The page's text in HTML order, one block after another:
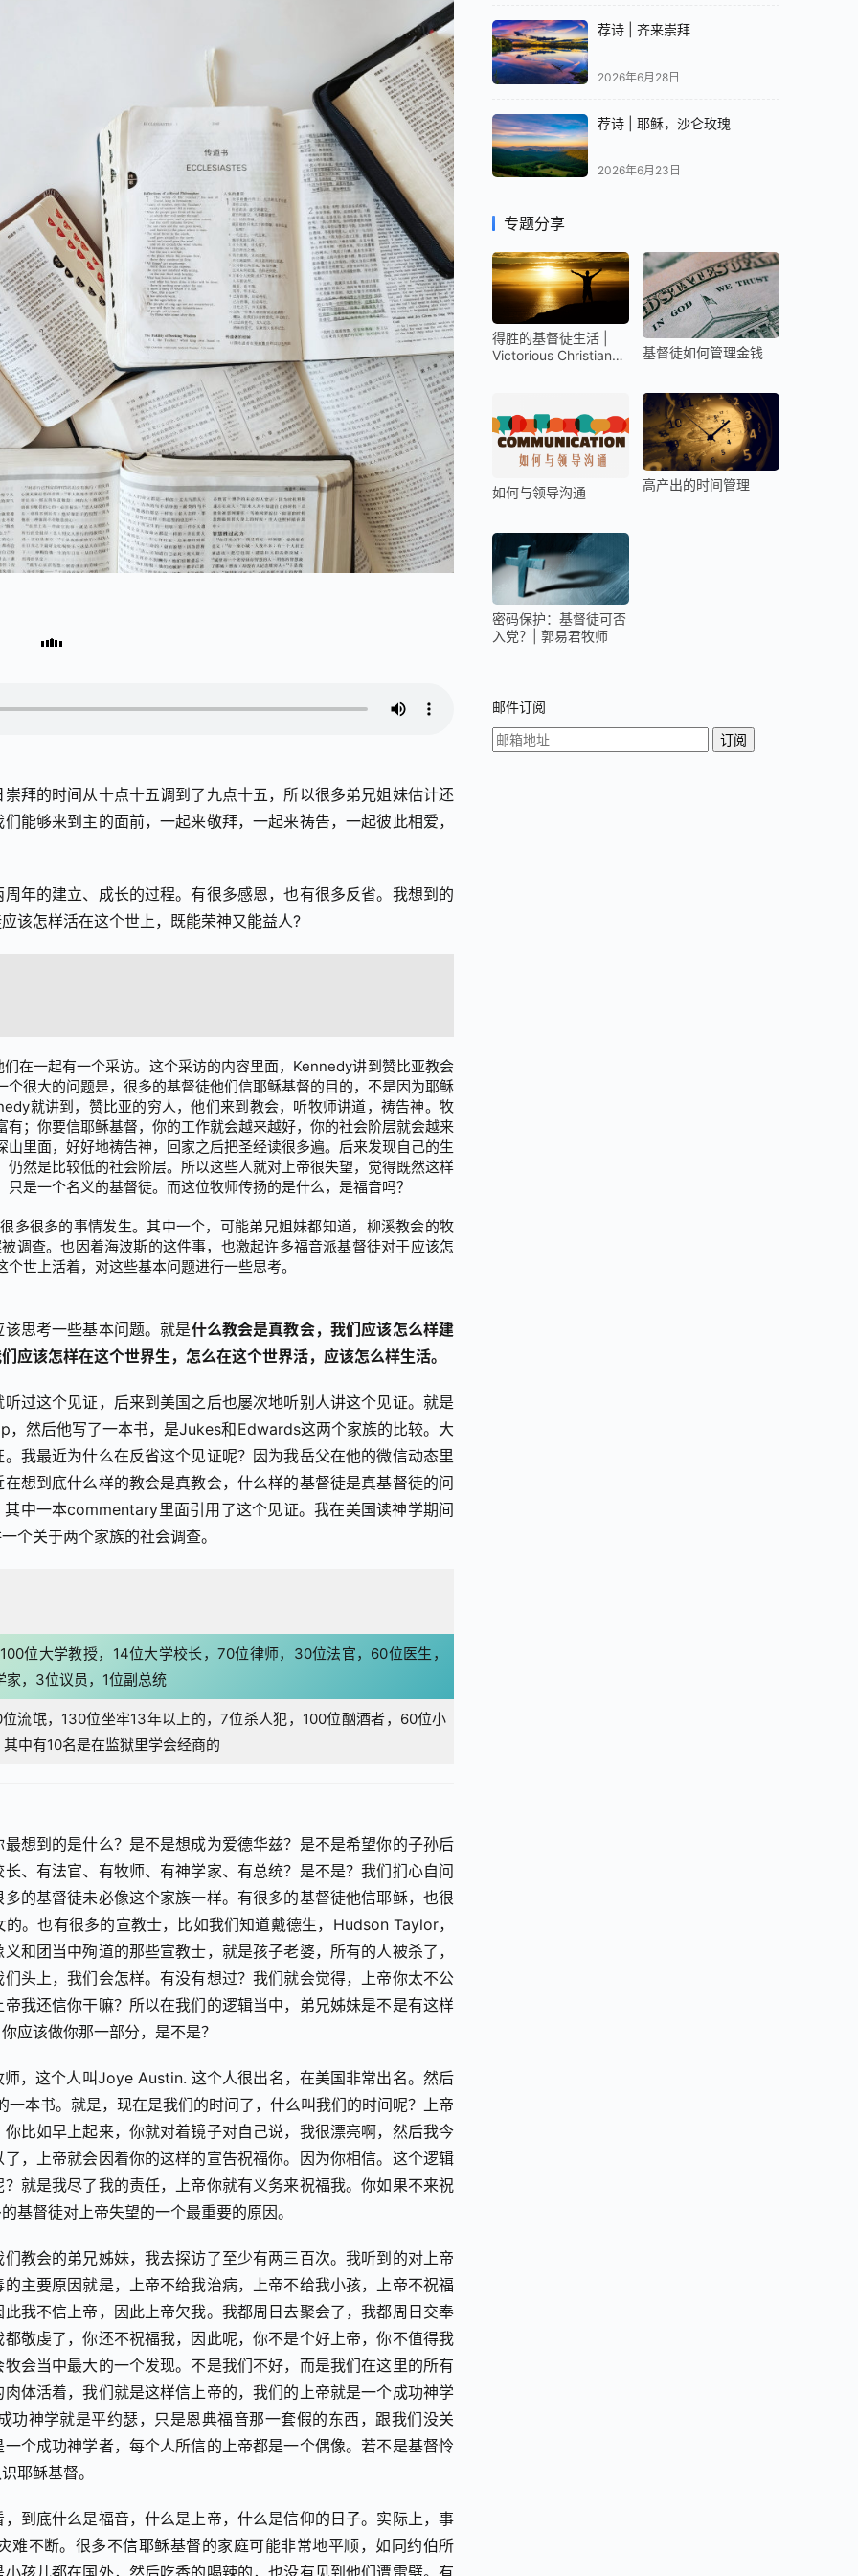
拜的时间从十点十五调到了九点十五，所以很多弟兄姐妹估计还
能够来到主的面前，一起来敬拜，一起来祷告，一起彼此相爱，
年的建立、成长的过程。有很多感恩，也有很多反省。我想到的
该怎样活在这个世上，既能荣神又能益人?
在一起有一个采访。这个采访的内容里面，Kennedy讲到赞比亚教会
很大的问题是，很多的基督徒他们信耶稣基督的目的，不是因为耶稣
就讲到，赞比亚的穷人，他们来到教会，听牧师讲道，祷告神。牧
；你要信耶稣基督，你的工作就会越来越好，你的社会阶层就会越来
里面，好好地祷告神，回家之后把圣经读很多遍。后来发现自己的生
然是比较低的社会阶层。所以这些人就对上帝很失望，觉得既然这样
是一个名义的基督徒。而这位牧师传扬的是什么，是福音吗？
多很多的事情发生。其中一个，可能弟兄姐妹都知道，柳溪教会的牧
调查。也因着海波斯的这件事，也激起许多福音派基督徒对于应该怎
世上活着，对这些基本问题进行一些思考。
思考一些基本问题。就是什么教会是真教会，我们应该怎么样建
应该怎样在这个世界生，怎么在这个世界活，应该怎么样生活。
过这个见证，后来到美国之后也屡次地听别人讲这个见证。就是
，然后他写了一本书，是Jukes和Edwards这两个家族的比较。大
我最近为什么在反省这个见证呢？因为我岳父在他的微信动态里
想到底什么样的教会是真教会，什么样的基督徒是真基督徒的问
中一本commentary里面引用了这个见证。我在美国读神学期间
个关于两个家族的社会调查。
位大学教授，14位大学校长，70位律师，30位法官，60位医生，
，3位议员，1位副总统
流氓，130位坐牢13年以上的，7位杀人犯，100位酗酒者，60位小
中有10名是在监狱里学会经商的
想到的是什么？是不是想成为爱德华兹？是不是希望你的子孙后
、有法官、有牧师、有神学家、有总统？是不是？我们扪心自问
的基督徒未必像这个家族一样。有很多的基督徒他信耶稣，也很
。也有很多的宣教士，比如我们知道戴德生，Hudson Taylor，
和团当中殉道的那些宣教士，就是孩子老婆，所有的人被杀了，
头上，我们会怎样。有没有想过？我们就会觉得，上帝你太不公
我还信你干嘛？所以在我们的逻辑当中，弟兄姊妹是不是有这样
应该做你那一部分，是不是？
，这个人叫Joye Austin. 这个人很出名，在美国非常出名。然后
一本书。就是，现在是我们的时间了，什么叫我们的时间呢？上帝
比如早上起来，你就对着镜子对自己说，我很漂亮啊，然后我今
，上帝就会因着你的这样的宣告祝福你。因为你相信。这个逻辑
就是我尽了我的责任，上帝你就有义务来祝福我。你如果不来祝
基督徒对上帝失望的一个最重要的原因。
教会的弟兄姊妹，我去探访了至少有两三百次。我听到的对上帝
主要原因就是，上帝不给我治病，上帝不给我小孩，上帝不祝福
我不信上帝，因此上帝欠我。我都周日去聚会了，我都周日交奉
敬虔了，你还不祝福我，因此呢，你不是个好上帝，你不值得我
会当中最大的一个发现。不是我们不好，而是我们在这里的所有
体活着，我们就是这样信上帝的，我们的上帝就是一个成功神学
神学就是平约瑟，只是恩典福音那一套假的东西，跟我们没关
个成功神学者，每个人所信的上帝都是一个偶像。若不是基督怜
耶稣基督。
到底什么是福音，什么是上帝，什么是信仰的日子。实际上，事
难不断。很多不信耶稣基督的家庭可能非常地平顺，如同约伯所
孩儿都在国外，然后吃香的喝辣的，也没有见到他们遭雷劈。有
荐诗 | 齐来崇拜
2026年6月28日
荐诗 | 耶稣，沙仑玫瑰
2026年6月23日
专题分享
得胜的基督徒生活 |
Victorious Christian
基督徒如何管理金钱
如何与领导沟通 高产出的时间管理
密码保护：基督徒可否
入党？| 郭易君牧师
邮件订阅